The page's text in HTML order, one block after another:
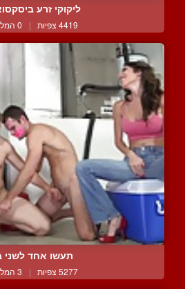
ליקוקי זרע
4419 צפיות | 0 המלצות
תעשו אחד לשני
5277 צפיות | 3 המלצות